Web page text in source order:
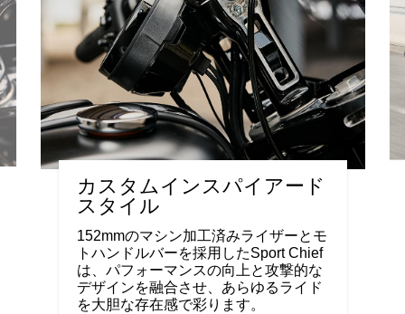
カスタムインスパイアード
スタイル
152mmのマシン加工済みライザーとモ
トハンドルバーを採用したSport Chief
は、パフォーマンスの向上と攻撃的な
デザインを融合させ、あらゆるライド
を大胆な存在感で彩ります。